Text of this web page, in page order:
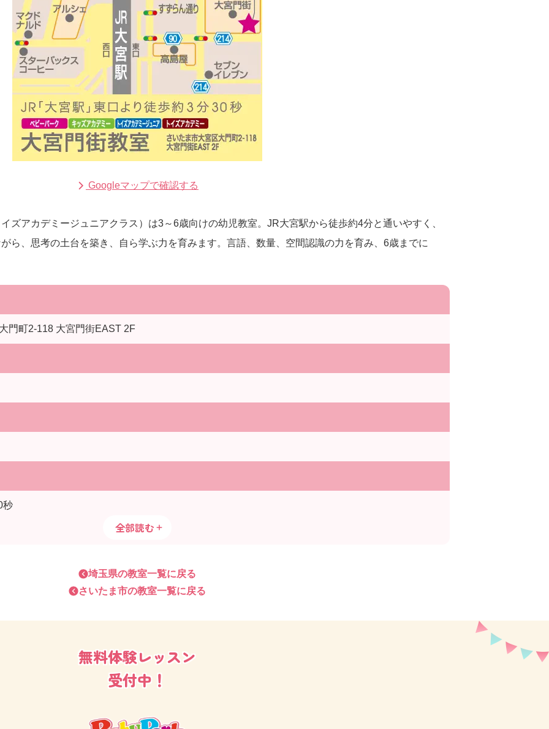
Googleマップで確認する
ズアカデミージュニアクラス）は3～6歳向けの幼児教室。JR大宮駅から徒歩約4分と通いやすく、
ら、思考の土台を築き、自ら学ぶ力を育みます。言語、数量、空間認識の力を育み、6歳までに
門町2-118 大宮門街EAST 2F
秒
全部読む
埼玉県の教室一覧に戻る
さいたま市の教室一覧に戻る
無料体験レッスン
受付中！